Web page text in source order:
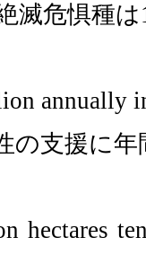
滅危惧種は
annually
の支援に年
hectares